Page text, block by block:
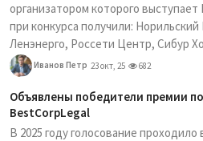
организатором которого
при конкурса получили:
Ленэнерго, Россети Центр, Сибур
Иванов Петр 23 окт, 25 682
Объявлены победители премии
BestCorpLegal
В 2025 году голосование